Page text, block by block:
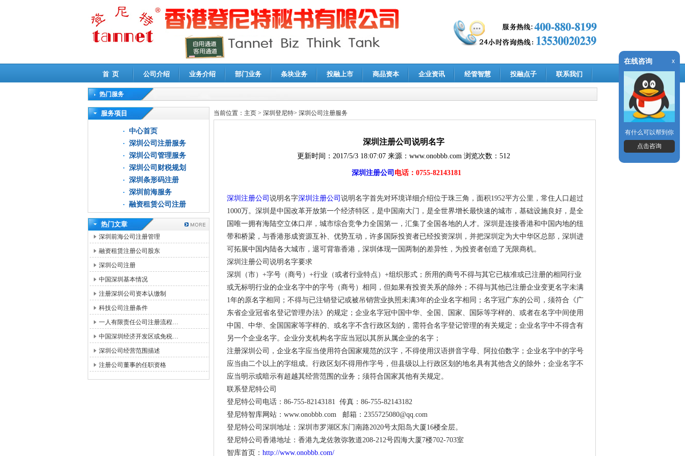
首 页 公司介绍 业务介绍 部门业务 条块业务 投融上市 商品资本 企业资讯 经管智慧 投融点子 联系我们
热门服务
高新技术企业认定审计|企业所得税汇算清缴申报鉴证
服务项目
中心首页
深圳公司注册服务
深圳公司管理服务
深圳公司财税规划
深圳条形码注册
深圳前海服务
融资租赁公司注册
热门文章
深圳前海公司注册管理
融资租赁注册公司股东
深圳公司注册
中国深圳基本情况
注册深圳公司资本认缴制
科技公司注册条件
一人有限责任公司注册流程…
中国深圳经济开发区或免税…
深圳公司经营范围描述
注册公司董事的任职资格
当前位置： 主页 > 深圳登尼特> 深圳公司注册服务
深圳注册公司说明名字
更新时间： 2017/5/3 18:07:07来源： www.onobbb.com浏览次数：512
深圳注册公司 电话：0755-82143181
深圳注册公司 说明名字深圳注册公司 说明名字首先对环境详细介绍位于珠三角，面积1952平方公里，常住人口超过
1000万。深圳是中国改革开放第一个经济特区，是中国南大门，是全世界增长最快速的城市，基础设施良好，是全
国唯一拥有海陆空立体口岸，城市综合竞争力全国第一，汇集了全国各地的人才。深圳是连接香港和中国内地的纽
带和桥梁，与香港形成资源互补、优势互动，许多国际投资者已经投资深圳，并把深圳定为大中华区总部，深圳进
可拓展中国内陆各大城市，退可背靠香港，深圳体现一国两制的差异性，为投资者创造了无限商机。
深圳注册公司说明名字要求
深圳（市）+字号（商号）+行业（或者行业特点）+组织形式；所用的商号不得与其它已核准或已注册的相同行业
或无标明行业的企业名字中的字号（商号）相同，但如果有投资关系的除外；不得与其他已注册企业变更名字未满
1年的原名字相同；不得与已注销登记或被吊销营业执照未满3年的企业名字相同；名字冠广东的公司，须符合《广
东省企业冠省名登记管理办法》的规定；企业名字冠中国中华、全国、国家、国际等字样的、或者在名字中间使用
中国、中华、全国国家等字样的、或名字不含行政区划的，需符合名字登记管理的有关规定；企业名字中不得含有
另一个企业名字。企业分支机构名字应当冠以其所从属企业的名字；
注册深圳公司，企业名字应当使用符合国家规范的汉字，不得使用汉语拼音字母、阿拉伯数字；企业名字中的字号
应当由二个以上的字组成。行政区划不得用作字号，但县级以上行政区划的地名具有其他含义的除外；企业名字不
应当明示或暗示有超越其经营范围的业务；须符合国家其他有关规定。
联系登尼特公司
登尼特公司电话：86-755-82143181 传真：86-755-82143182
登尼特智库网站：www.onobbb.com 邮箱：2355725080@qq.com
登尼特公司深圳地址：深圳市罗湖区东门南路2020号太阳岛大厦16楼全层。
登尼特公司香港地址：香港九龙佐敦弥敦道208-212号四海大厦7楼702-703室
智库首页： http://www.onobbb.com/
在线咨询 x
有什么可以帮到你
点击咨询